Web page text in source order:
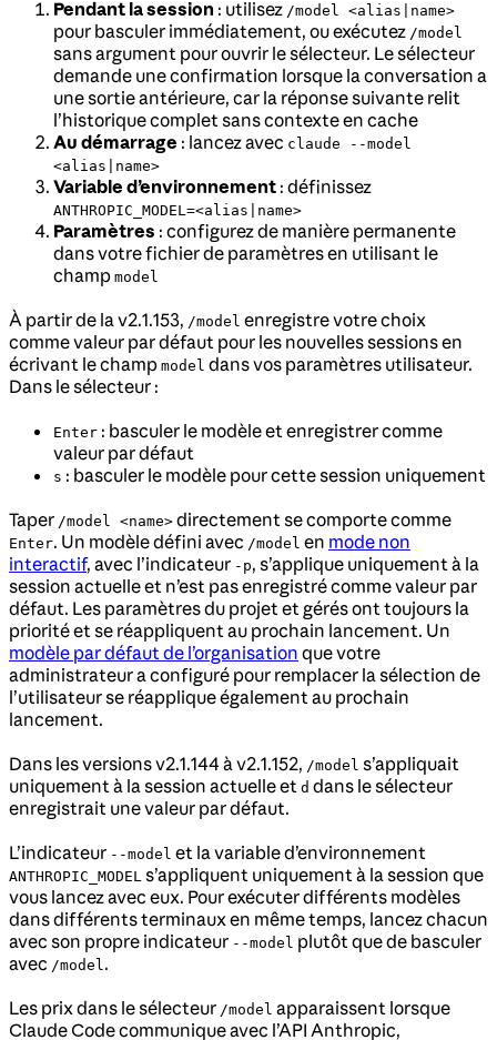
Pendant la session : utilisez /model <alias|name>
pour basculer immédiatement, ou exécutez /model
sans argument pour ouvrir le sélecteur. Le sélecteur
demande une confirmation lorsque la conversation a
une sortie antérieure, car la réponse suivante relit
l’historique complet sans contexte en cache
Au démarrage : lancez avec claude --model
<alias|name>
Variable d’environnement : définissez
ANTHROPIC_MODEL=<alias|name>
Paramètres : configurez de manière permanente
dans votre fichier de paramètres en utilisant le
champ model
À partir de la v2.1.153, /model enregistre votre choix
comme valeur par défaut pour les nouvelles sessions en
écrivant le champ model dans vos paramètres utilisateur.
Dans le sélecteur :
Enter : basculer le modèle et enregistrer comme
valeur par défaut
s : basculer le modèle pour cette session uniquement
Taper /model <name> directement se comporte comme
Enter. Un modèle défini avec /model en mode non
interactif, avec l’indicateur -p, s’applique uniquement à la
session actuelle et n’est pas enregistré comme valeur par
défaut. Les paramètres du projet et gérés ont toujours la
priorité et se réappliquent au prochain lancement. Un
modèle par défaut de l’organisation que votre
administrateur a configuré pour remplacer la sélection de
l’utilisateur se réapplique également au prochain
lancement.
Dans les versions v2.1.144 à v2.1.152, /model s’appliquait
uniquement à la session actuelle et d dans le sélecteur
enregistrait une valeur par défaut.
L’indicateur --model et la variable d’environnement
ANTHROPIC_MODEL s’appliquent uniquement à la session que
vous lancez avec eux. Pour exécuter différents modèles
dans différents terminaux en même temps, lancez chacun
avec son propre indicateur --model plutôt que de basculer
avec /model .
Les prix dans le sélecteur /model apparaissent lorsque
Claude Code communique avec l’API Anthropic,